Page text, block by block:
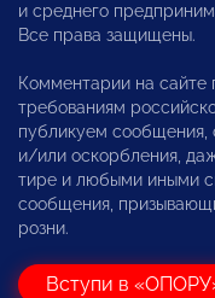
и среднего
Все права защищены.
Комментарии на сайте
требованиям
публикуем
и/или оскорбления,
тире и любыми иными
сообщения,
розни.
Вступи в